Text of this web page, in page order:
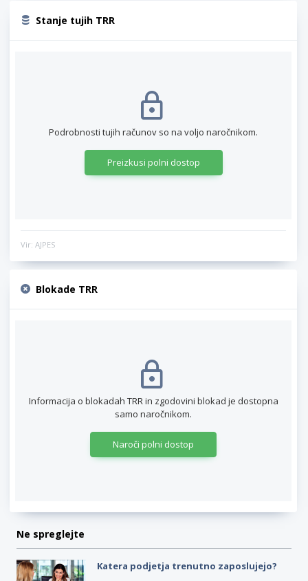
Stanje tujih TRR
Podrobnosti tujih računov so na voljo naročnikom.
Preizkusi polni dostop
Vir: AJPES
Blokade TRR
Informacija o blokadah TRR in zgodovini blokad je dostopna
samo naročnikom.
Naroči polni dostop
Ne spreglejte
Katera podjetja trenutno zaposlujejo?